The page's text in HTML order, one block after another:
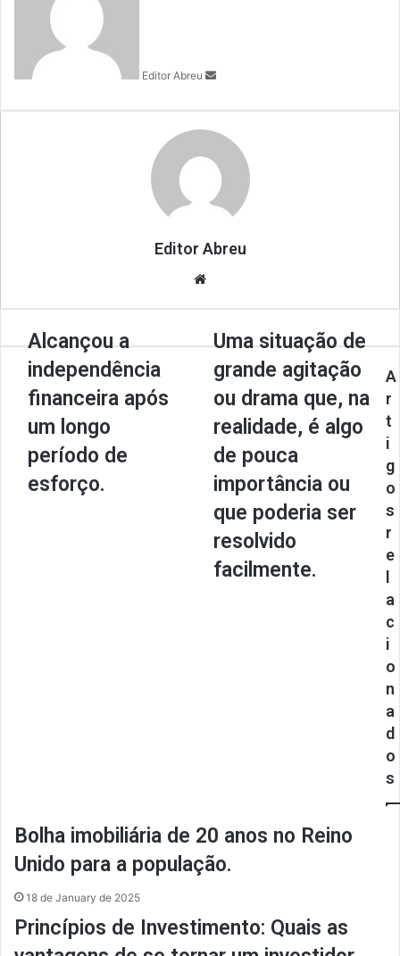
Editor Abreu
a
i
Editor Abreu
Alcançou a
independência
financeira após
um longo
período de
esforço.
Uma situação de
grande agitação
ou drama que, na
realidade, é algo
de pouca
importância ou
que poderia ser
resolvido
facilmente.
A
r
t
i
g
o
s
r
e
a
c
i
o
n
a
d
o
s
Bolha imobiliária de 20 anos no Reino
Unido para a população.
18 de January de 2025
Princípios de Investimento: Quais as